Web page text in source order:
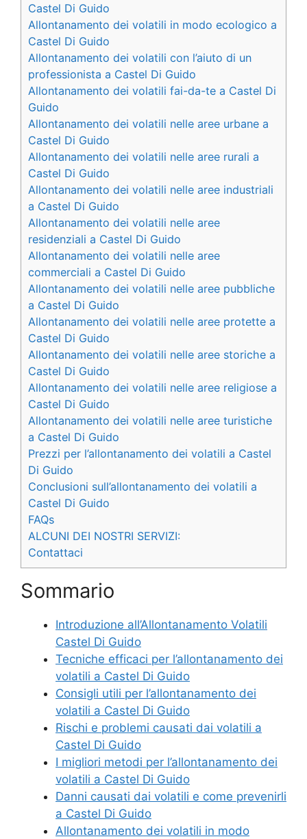
Castel Di Guido
Allontanamento dei volatili in modo ecologico a
Castel Di Guido
Allontanamento dei volatili con l’aiuto di un
professionista a Castel Di Guido
Allontanamento dei volatili fai-da-te a Castel Di
Guido
Allontanamento dei volatili nelle aree urbane a
Castel Di Guido
Allontanamento dei volatili nelle aree rurali a
Castel Di Guido
Allontanamento dei volatili nelle aree industriali
a Castel Di Guido
Allontanamento dei volatili nelle aree
residenziali a Castel Di Guido
Allontanamento dei volatili nelle aree
commerciali a Castel Di Guido
Allontanamento dei volatili nelle aree pubbliche
a Castel Di Guido
Allontanamento dei volatili nelle aree protette a
Castel Di Guido
Allontanamento dei volatili nelle aree storiche a
Castel Di Guido
Allontanamento dei volatili nelle aree religiose a
Castel Di Guido
Allontanamento dei volatili nelle aree turistiche
a Castel Di Guido
Prezzi per l’allontanamento dei volatili a Castel
Di Guido
Conclusioni sull’allontanamento dei volatili a
Castel Di Guido
FAQs
ALCUNI DEI NOSTRI SERVIZI:
Contattaci
Sommario
Introduzione all’Allontanamento Volatili
Castel Di Guido
Tecniche efficaci per l’allontanamento dei
volatili a Castel Di Guido
Consigli utili per l’allontanamento dei
volatili a Castel Di Guido
Rischi e problemi causati dai volatili a
Castel Di Guido
I migliori metodi per l’allontanamento dei
volatili a Castel Di Guido
Danni causati dai volatili e come prevenirli
a Castel Di Guido
Allontanamento dei volatili in modo